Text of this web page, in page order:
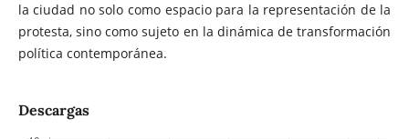
la ciudad no solo como espacio para la representación de la
protesta, sino como sujeto en la dinámica de transformación
política contemporánea.
Descargas